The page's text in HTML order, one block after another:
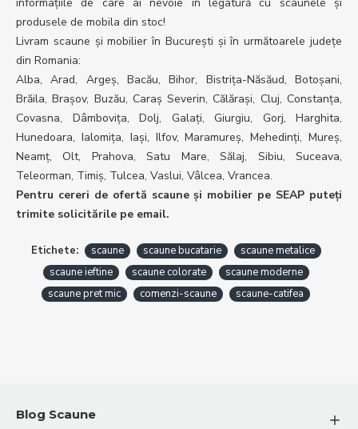
informațiile de care ai nevoie în legatură cu scaunele și
produsele de mobila din stoc!
Livram scaune și mobilier în București și în următoarele județe
din Romania:
Alba, Arad, Argeș, Bacău, Bihor, Bistrița-Năsăud, Botoșani,
Brăila, Brașov, Buzău, Caraș Severin, Călărași, Cluj, Constanța,
Covasna, Dâmbovița, Dolj, Galați, Giurgiu, Gorj, Harghita,
Hunedoara, Ialomița, Iași, Ilfov, Maramureș, Mehedinți, Mureș,
Neamț, Olt, Prahova, Satu Mare, Sălaj, Sibiu, Suceava,
Teleorman, Timiș, Tulcea, Vaslui, Vâlcea, Vrancea.
Pentru cereri de ofertă scaune și mobilier pe SEAP puteți
trimite solicitările pe email.
Etichete: scaune scaune bucatarie
scaune metalice
scaune ieftine
scaune colorate
scaune moderne
scaune pret mic
comenzi-scaune scaune-catifea
Blog Scaune